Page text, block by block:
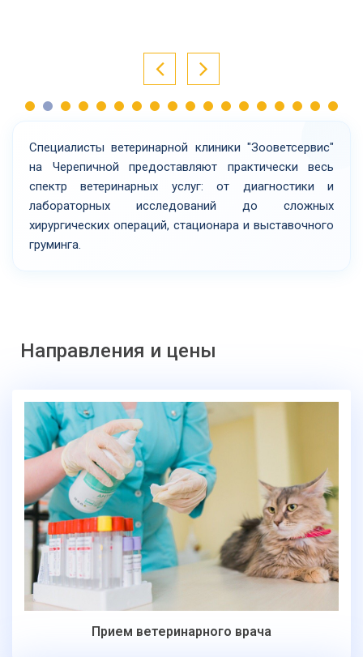
Специалисты ветеринарной клиники "Зооветсервис"
на Черепичной предоставляют практически весь
спектр ветеринарных услуг: от диагностики и
лабораторных исследований до сложных
хирургических операций, стационара и выставочного
груминга.
Направления и цены
Прием ветеринарного врача